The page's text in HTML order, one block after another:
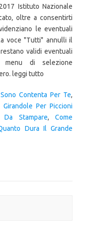
Sono Contenta Per Te,
Girandole Per Piccioni
Stampare, Come
Dura Il Grande